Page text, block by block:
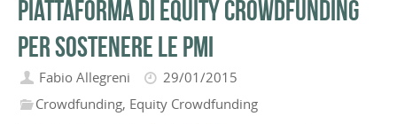
piattaforma di Equity Crowdfunding
per sostenere le PMI
Fabio Allegreni
29/01/2015
Crowdfunding, Equity Crowdfunding